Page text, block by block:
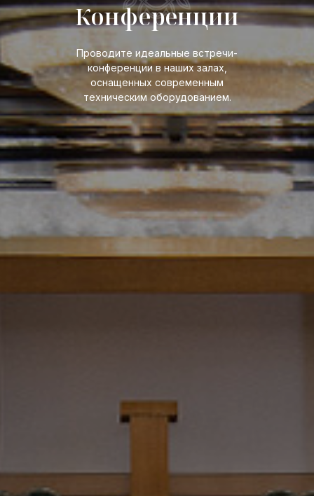
Конференции
Проводите идеальные встречи-
конференции в наших залах,
оснащенных современным
техническим оборудованием.